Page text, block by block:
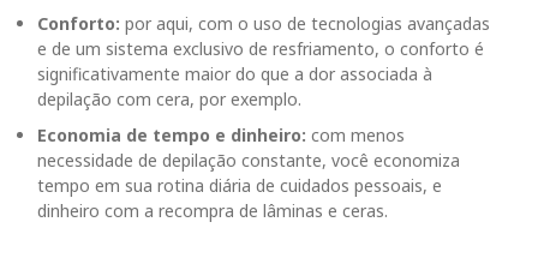
Conforto: por aqui, com o uso de tecnologias avançadas
e de um sistema exclusivo de resfriamento, o conforto é
significativamente maior do que a dor associada à
depilação com cera, por exemplo.
Economia de tempo e dinheiro: com menos
necessidade de depilação constante, você economiza
tempo em sua rotina diária de cuidados pessoais, e
dinheiro com a recompra de lâminas e ceras.